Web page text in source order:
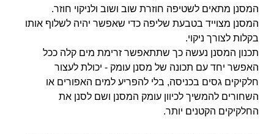
המסנן מתאים לשטיפה חוזרת שוב ושוב ולניקוי חוזר.
המסנן מצוייד בטבעת שליפה כדי שאפשר יהיה לשלוף אותו
בקלות לצורך ניקוי.
תכנון המסנן נעשה כך שתתאפשר זרימת מים קלה ככל
האפשר יחד עם תכונה של מסנן עומק - יכולת לעצור
חלקיקים גסים בכניסה, בלי להפריע למים האפורים או
השחורים להמשיך לכיוון עומק המסנן ושם לסנן את
החלקיקים הקטנים יותר.